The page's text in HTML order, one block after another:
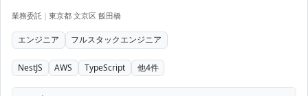
業務委託 | 東京都 文京区 飯田橋
エンジニア フルスタックエンジニア
NestJS AWS TypeScript 他4件